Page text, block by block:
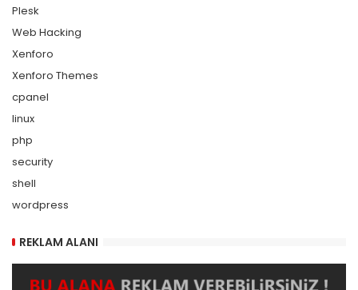
Plesk
Web Hacking
Xenforo
Xenforo Themes
cpanel
linux
php
security
shell
wordpress
REKLAM ALANI